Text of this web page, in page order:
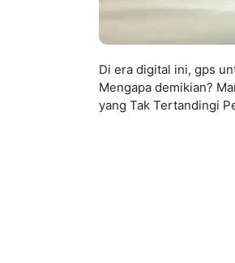
Di era digital ini, gps
Mengapa demikian?
yang Tak Tertandingi